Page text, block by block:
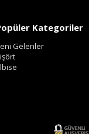
Kategoriler
Gelenler